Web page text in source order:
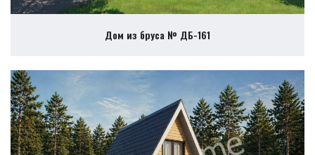
Дом из бруса № ДБ-161